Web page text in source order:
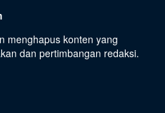
menghapus konten yang
dan pertimbangan redaksi.